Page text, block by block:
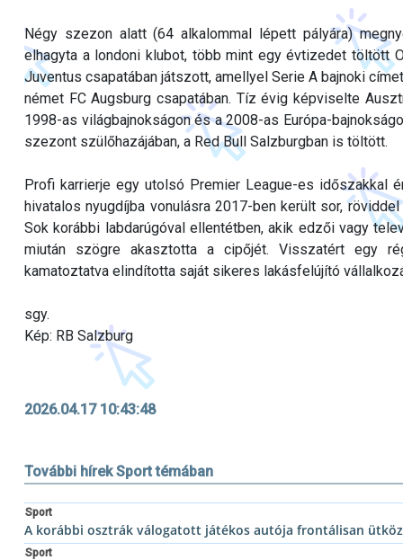
Négy szezon alatt (64 alkalommal lépett pályára)
elhagyta a londoni klubot, több mint egy évtizedet töltött
Juventus csapatában játszott, amellyel Serie A bajnoki
német FC Augsburg csapatában. Tíz évig képviselte
1998-as világbajnokságon és a 2008-as Európa-
szezont szülőhazájában, a Red Bull Salzburgban is töltött.
Profi karrierje egy utolsó Premier League-es időszakkal
hivatalos nyugdíjba vonulásra 2017-ben került sor,
Sok korábbi labdarúgóval ellentétben, akik edzői vagy
miután szögre akasztotta a cipőjét. Visszatért egy
kamatoztatva elindította saját sikeres lakásfelújító
sgy.
Kép: RB Salzburg
2026.04.17 10:43:48
További hírek Sport témában
Sport
A korábbi osztrák válogatott játékos autója frontálisan
Sport